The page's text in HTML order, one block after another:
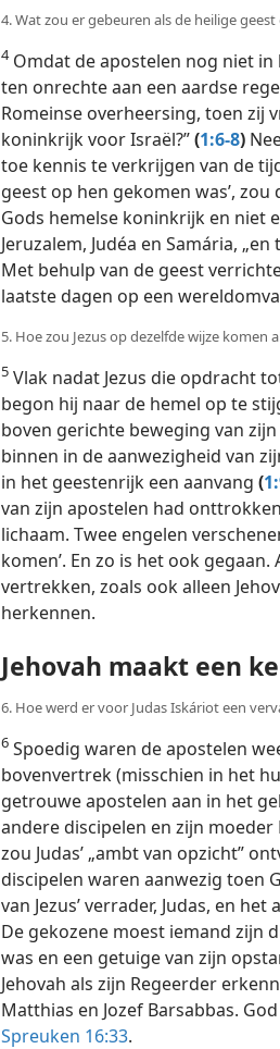
4. Wat zou er gebeuren als de heilige
4Omdat de apostelen nog niet in
ten onrechte aan een aardse
Romeinse overheersing, toen zij
koninkrijk voor Israël?”(1:6-8)
toe kennis te verkrijgen van de
geest op hen gekomen was’,
Gods hemelse koninkrijk en niet
Jeruzalem, Judéa en Samária,
Met behulp van de geest
laatste dagen op een
5. Hoe zou Jezus op dezelfde wijze komen
5 Vlak nadat Jezus die opdracht
begon hij naar de hemel op te
boven gerichte beweging van
binnen in de aanwezigheid van
in het geestenrijk een aanvang (
van zijn apostelen had
lichaam. Twee engelen
komen’. En zo is het ook gegaan.
vertrekken, zoals ook alleen
herkennen.
Jehovah maakt een
6. Hoe werd er voor Judas Iskáriot een
6 Spoedig waren de apostelen
bovenvertrek (misschien in het
getrouwe apostelen aan in het
andere discipelen en zijn moeder
zou Judas’ „ambt van opzicht”
discipelen waren aanwezig toen
van Jezus’ verrader, Judas, en
De gekozene moest iemand zijn
was en een getuige van zijn
Jehovah als zijn Regeerder
Matthias en Jozef Barsabbas.
Spreuken 16:33.